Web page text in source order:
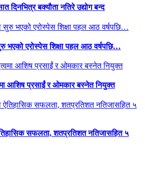
दिनभित्र बक्यौता नतिरे उद्योग बन्द
भएको एरोस्पेस शिक्षा पहल आठ वर्षपछि…
आशिष प्रसाईं र ओमकार बस्नेत नियुक्त
सफलता, शतप्रतिशत नतिजासहित ५